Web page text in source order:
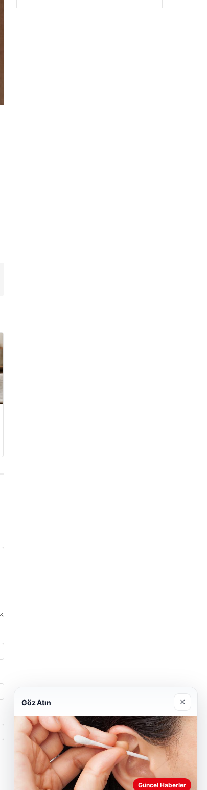
Göz Atın ×
Güncel Haberler